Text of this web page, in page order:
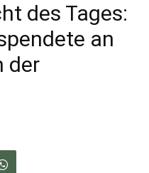
des Tages:
an
der